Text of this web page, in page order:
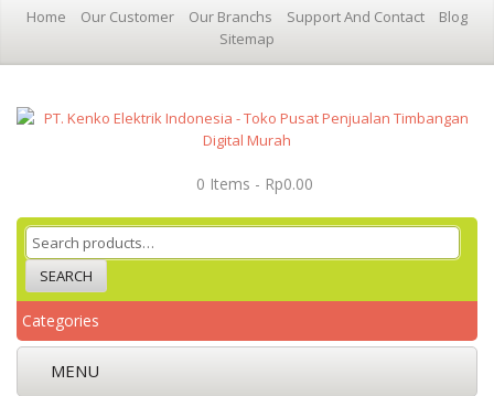
Home Our Customer Our Branchs Support And Contact
Blog
Sitemap
Login / Register
0 Items - Rp0.00
SEARCH
Categories
MENU